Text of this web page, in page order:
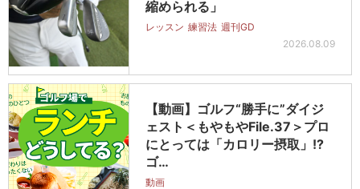
縮められる」
レッスン 練習法 週刊GD
2026.08.09
【動画】ゴルフ“勝手に”ダイジ
ェスト＜もやもやFile.37＞プロ
にとっては「カロリー摂取」!?
ゴ…
動画